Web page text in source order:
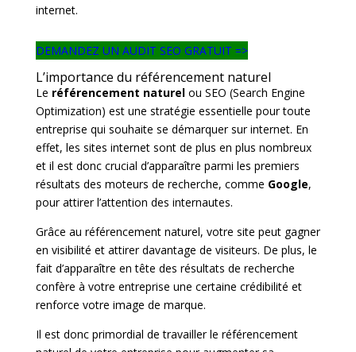
internet.
DEMANDEZ UN AUDIT SEO GRATUIT =>
L’importance du référencement naturel
Le référencement naturelou SEO (Search Engine
Optimization) est une stratégie essentielle pour toute
entreprise qui souhaite se démarquer sur internet. En
effet, les sites internet sont de plus en plus nombreux
et il est donc crucial d’apparaître parmi les premiers
résultats des moteurs de recherche, comme Google,
pour attirer l’attention des internautes.
Grâce au référencement naturel, votre site peut gagner
en visibilité et attirer davantage de visiteurs. De plus, le
fait d’apparaître en tête des résultats de recherche
confère à votre entreprise une certaine crédibilité et
renforce votre image de marque.
Il est donc primordial de travailler le référencement